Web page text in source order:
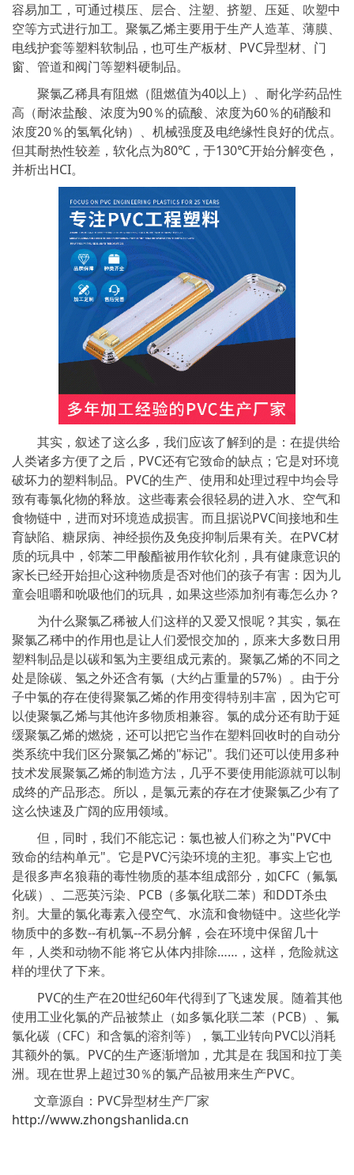
容易加工，可通过模压、层合、注塑、挤塑、压延、吹塑中
空等方式进行加工。聚氯乙烯主要用于生产人造革、薄膜、
电线护套等塑料软制品，也可生产板材、PVC异型材、门
窗、管道和阀门等塑料硬制品。
聚氯乙稀具有阻燃（阻燃值为40以上）、耐化学药品性
高（耐浓盐酸、浓度为90％的硫酸、浓度为60％的硝酸和
浓度20％的氢氧化钠）、机械强度及电绝缘性良好的优点。
但其耐热性较差，软化点为80℃，于130℃开始分解变色，
并析出HCI。
其实，叙述了这么多，我们应该了解到的是：在提供给
人类诸多方便了之后，PVC还有它致命的缺点；它是对环境
破坏力的塑料制品。PVC的生产、使用和处理过程中均会导
致有毒氯化物的释放。这些毒素会很轻易的进入水、空气和
食物链中，进而对环境造成损害。而且据说PVC间接地和生
育缺陷、糖尿病、神经损伤及免疫抑制后果有关。在PVC材
质的玩具中，邻苯二甲酸酯被用作软化剂，具有健康意识的
家长已经开始担心这种物质是否对他们的孩子有害：因为儿
童会咀嚼和吮吸他们的玩具，如果这些添加剂有毒怎么办？
为什么聚氯乙稀被人们这样的又爱又恨呢？其实，氯在
聚氯乙稀中的作用也是让人们爱恨交加的，原来大多数日用
塑料制品是以碳和氢为主要组成元素的。聚氯乙烯的不同之
处是除碳、氢之外还含有氯（大约占重量的57%）。由于分
子中氯的存在使得聚氯乙烯的作用变得特别丰富，因为它可
以使聚氯乙烯与其他许多物质相兼容。氯的成分还有助于延
缓聚氯乙烯的燃烧，还可以把它当作在塑料回收时的自动分
类系统中我们区分聚氯乙烯的"标记"。我们还可以使用多种
技术发展聚氯乙烯的制造方法，几乎不要使用能源就可以制
成终的产品形态。所以，是氯元素的存在才使聚氯乙少有了
这么快速及广阔的应用领域。
但，同时，我们不能忘记：氯也被人们称之为"PVC中
致命的结构单元"。它是PVC污染环境的主犯。事实上它也
是很多声名狼藉的毒性物质的基本组成部分，如CFC（氟氯
化碳）、二恶英污染、PCB（多氯化联二苯）和DDT杀虫
剂。大量的氯化毒素入侵空气、水流和食物链中。这些化学
物质中的多数--有机氯--不易分解，会在环境中保留几十
年，人类和动物不能 将它从体内排除……，这样，危险就这
样的埋伏了下来。
PVC的生产在20世纪60年代得到了飞速发展。随着其他
使用工业化氯的产品被禁止（如多氯化联二苯（PCB）、氟
氯化碳（CFC）和含氯的溶剂等），氯工业转向PVC以消耗
其额外的氯。PVC的生产逐渐增加，尤其是在 我国和拉丁美
洲。现在世界上超过30％的氯产品被用来生产PVC。
文章源自：PVC异型材生产厂家
http://www.zhongshanlida.cn